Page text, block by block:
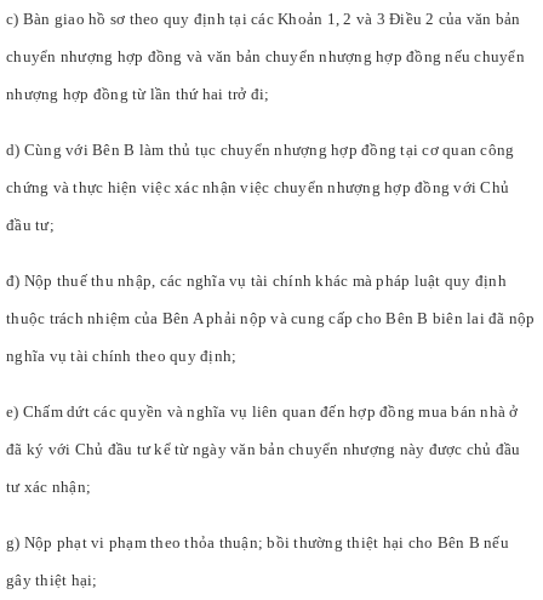
c) Bàn giao hồ sơ theo quy định tại các Khoản 1, 2 và 3 Điều 2 của văn bản
chuyển nhượng hợp đồng và văn bản chuyển nhượng hợp đồng nếu chuyển
nhượng hợp đồng từ lần thứ hai trở đi;
d) Cùng với Bên B làm thủ tục chuyển nhượng hợp đồng tại cơ quan công
chứng và thực hiện việc xác nhận việc chuyển nhượng hợp đồng với Chủ
đầu tư;
đ) Nộp thuế thu nhập, các nghĩa vụ tài chính khác mà pháp luật quy định
thuộc trách nhiệm của Bên A phải nộp và cung cấp cho Bên B biên lai đã nộp
nghĩa vụ tài chính theo quy định;
e) Chấm dứt các quyền và nghĩa vụ liên quan đến hợp đồng mua bán nhà ở
đã ký với Chủ đầu tư kể từ ngày văn bản chuyển nhượng này được chủ đầu
tư xác nhận;
g) Nộp phạt vi phạm theo thỏa thuận; bồi thường thiệt hại cho Bên B nếu
gây thiệt hại;